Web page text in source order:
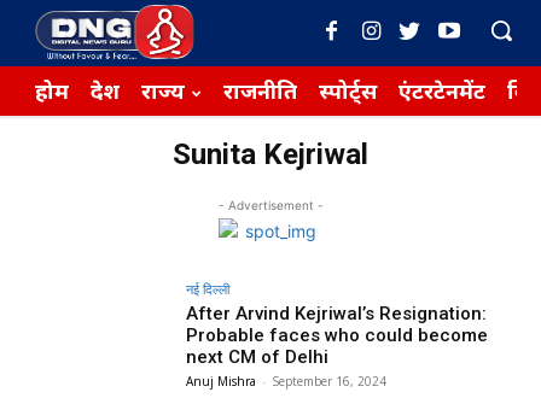
होम देश राज्य राजनीति स्पोर्ट्स एंटरटेनमेंट
Sunita Kejriwal
- Advertisement -
नई दिल्ली
After Arvind Kejriwal’s Resignation:
Probable faces who could become
next CM of Delhi
Anuj Mishra - September 16, 2024